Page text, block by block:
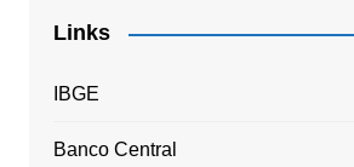
Links
IBGE
Banco Central